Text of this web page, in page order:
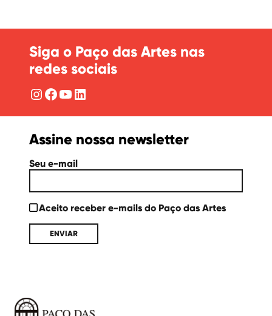
Siga o Paço das Artes nas
redes sociais
Instagram
Facebook
YouTube
LinkedIn
Assine nossa newsletter
Seu e-mail
Aceito receber e-mails do Paço das Artes